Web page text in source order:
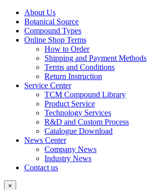
About Us
Botanical Source
Compound Types
Online Shop Terms
How to Order
Shipping and Payment Methods
Terms and Conditions
Return Instruction
Service Center
TCM Compound Library
Product Service
Technology Services
R&D and Custom Process
Catalogue Download
News Center
Company News
Industry News
Contact us
×